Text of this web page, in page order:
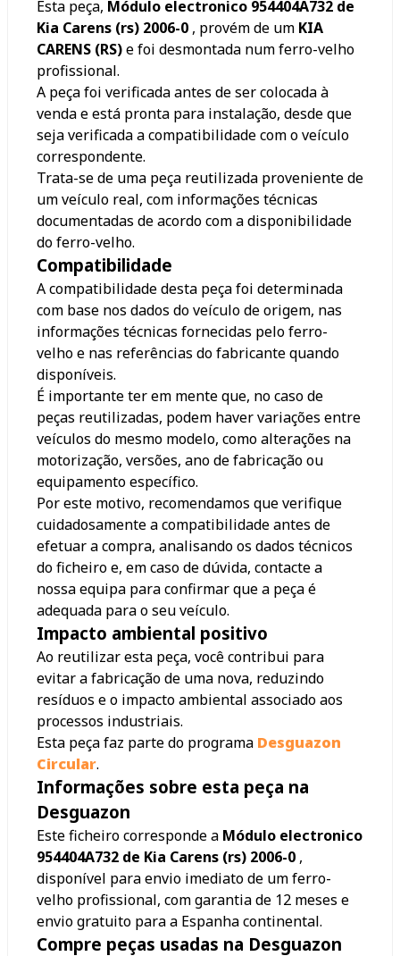
Esta peça, Módulo electronico 954404A732 de
Kia Carens (rs) 2006-0 , provém de um KIA
CARENS (RS)e foi desmontada num ferro-velho
profissional.
A peça foi verificada antes de ser colocada à
venda e está pronta para instalação, desde que
seja verificada a compatibilidade com o veículo
correspondente.
Trata-se de uma peça reutilizada proveniente de
um veículo real, com informações técnicas
documentadas de acordo com a disponibilidade
do ferro-velho.
Compatibilidade
A compatibilidade desta peça foi determinada
com base nos dados do veículo de origem, nas
informações técnicas fornecidas pelo ferro-
velho e nas referências do fabricante quando
disponíveis.
É importante ter em mente que, no caso de
peças reutilizadas, podem haver variações entre
veículos do mesmo modelo, como alterações na
motorização, versões, ano de fabricação ou
equipamento específico.
Por este motivo, recomendamos que verifique
cuidadosamente a compatibilidade antes de
efetuar a compra, analisando os dados técnicos
do ficheiro e, em caso de dúvida, contacte a
nossa equipa para confirmar que a peça é
adequada para o seu veículo.
Impacto ambiental positivo
Ao reutilizar esta peça, você contribui para
evitar a fabricação de uma nova, reduzindo
resíduos e o impacto ambiental associado aos
processos industriais.
Esta peça faz parte do programa Desguazon
Circular.
Informações sobre esta peça na
Desguazon
Este ficheiro corresponde a Módulo electronico
954404A732 de Kia Carens (rs) 2006-0 ,
disponível para envio imediato de um ferro-
velho profissional, com garantia de 12 meses e
envio gratuito para a Espanha continental.
Compre peças usadas na Desguazon